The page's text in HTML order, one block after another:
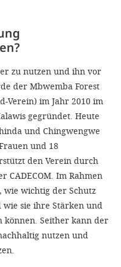
zu nutzen und ihn vor
der Mbwemba Forest
Verein) im Jahr 2010 im
gegründet. Heute
und Chingwengwe
und 18
den Verein durch
CADECOM. Im Rahmen
wie wichtig der Schutz
sie ihre Stärken und
können. Seither kann der
nutzen und